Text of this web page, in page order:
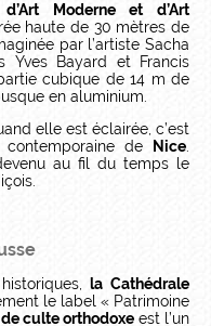
d’Art Moderne et d’Art
haute de 30 mètres de
par l’artiste Sacha
Yves Bayard et Francis
cubique de 14 m de
en aluminium.
elle est éclairée, c’est
de
Nice
au fil du temps le
la Cathédrale
le label « Patrimoine
culte orthodoxe est l’un